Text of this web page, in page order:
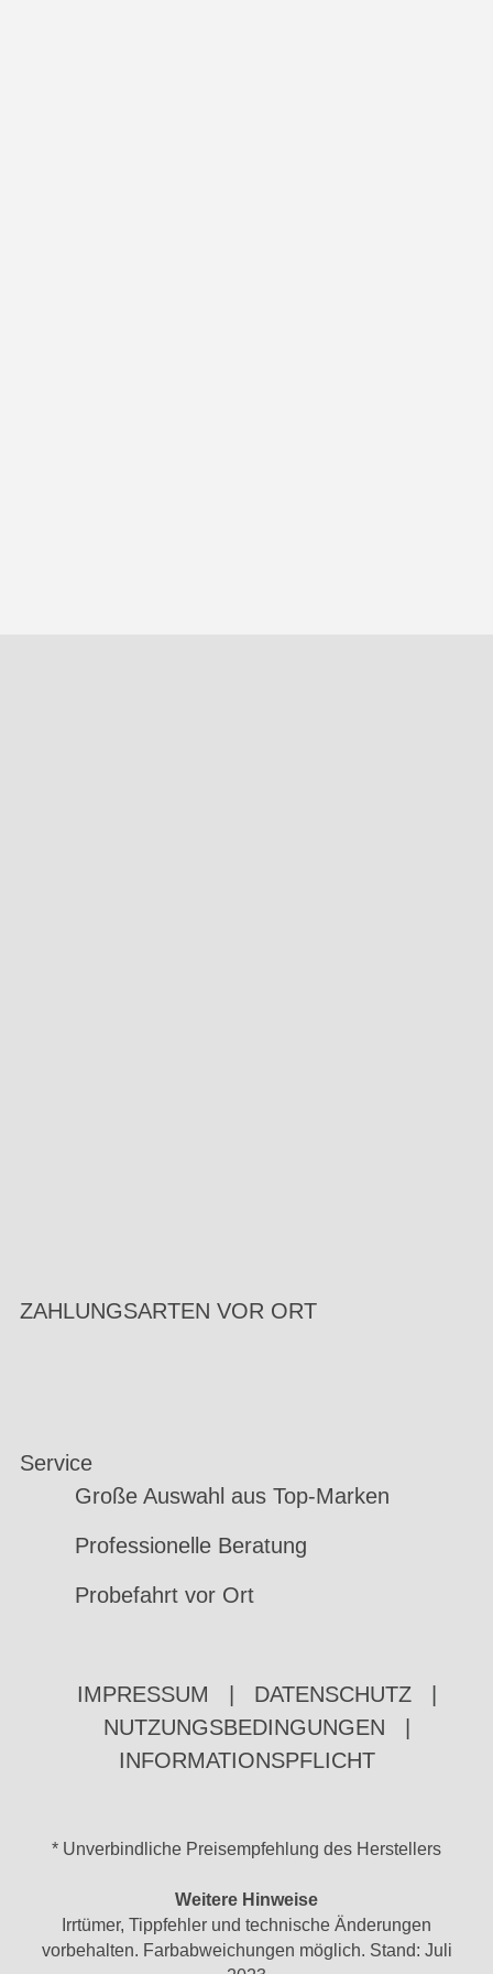
ZAHLUNGSARTEN VOR ORT
Service
Große Auswahl aus Top-Marken
Professionelle Beratung
Probefahrt vor Ort
IMPRESSUM DATENSCHUTZ
NUTZUNGSBEDINGUNGEN
INFORMATIONSPFLICHT
* Unverbindliche Preisempfehlung des Herstellers
Weitere Hinweise
Irrtümer, Tippfehler und technische Änderungen
vorbehalten. Farbabweichungen möglich. Stand: Juli